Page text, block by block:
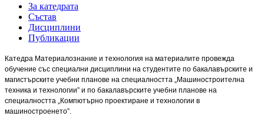
За катедрата
Състав
Дисциплини
Публикации
Катедра Материалознание и технология на материалите провежда
обучение със специални дисциплини на студентите по бакалавърските и
магистърските учебни планове на специалността „Машиностроителна
техника и технологии” и по бакалавърските учебни планове на
специалността „Компютърно проектиране и технологии в
машиностроенето”.